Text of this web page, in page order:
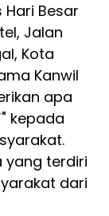
Besar
Jalan
Kota
Kanwil
apa
" kepada
yang terdiri
dari